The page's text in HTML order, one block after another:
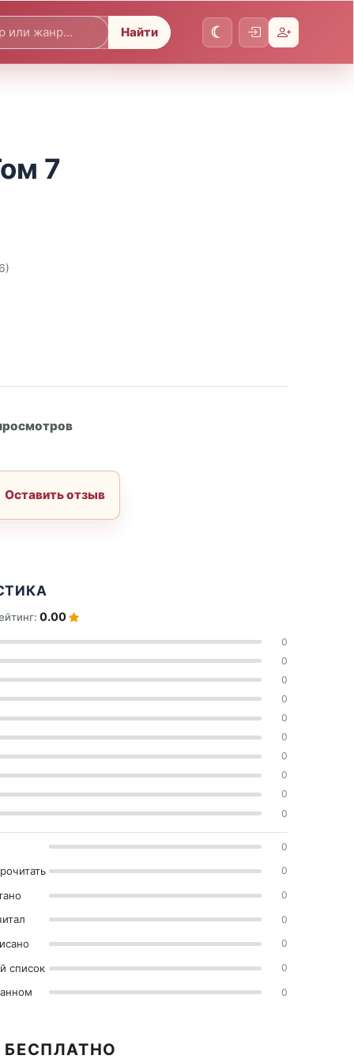
Найти
7
Оставить отзыв
0.00
0
0
0
0
0
0
0
0
0
0
0
0
0
0
0
список 0
0